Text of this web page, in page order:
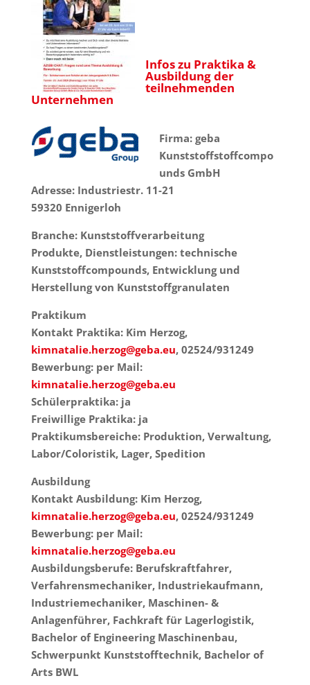
Infos zu Praktika &
Ausbildung der
teilnehmenden
Unternehmen
Firma: geba
Kunststoffstoffcompo
unds GmbH
Adresse: Industriestr. 11-21
59320 Ennigerloh
Branche: Kunststoffverarbeitung
Produkte, Dienstleistungen: technische
Kunststoffcompounds, Entwicklung und
Herstellung von Kunststoffgranulaten
Praktikum
Kontakt Praktika: Kim Herzog,
kimnatalie.herzog@geba.eu, 02524/931249
Bewerbung: per Mail:
kimnatalie.herzog@geba.eu
Schülerpraktika: ja
Freiwillige Praktika: ja
Praktikumsbereiche: Produktion, Verwaltung,
Labor/Coloristik, Lager, Spedition
Ausbildung
Kontakt Ausbildung: Kim Herzog,
kimnatalie.herzog@geba.eu, 02524/931249
Bewerbung: per Mail:
kimnatalie.herzog@geba.eu
Ausbildungsberufe: Berufskraftfahrer,
Verfahrensmechaniker, Industriekaufmann,
Industriemechaniker, Maschinen- &
Anlagenführer, Fachkraft für Lagerlogistik,
Bachelor of Engineering Maschinenbau,
Schwerpunkt Kunststofftechnik, Bachelor of
Arts BWL